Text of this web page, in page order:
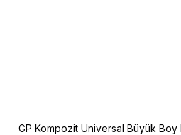
GP Kompozit Universal Büyük Boy